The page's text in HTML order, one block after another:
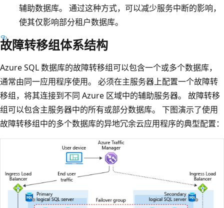
辅助数据库。 通过这种方式，可以减少服务中断的影响，
使其仅影响部分租户数据库。
故障转移组体系结构
Azure SQL 数据库的故障转移组可以包含一个或多个数据库，
通常由同一应用程序使用。 必须在主服务器上配置一个故障转
移组，将其连接到不同 Azure 区域中的辅助服务器。 故障转移
组可以包含主服务器中的所有或部分数据库。 下图演示了使用
故障转移组中的多个数据库的异地冗余云应用程序的典型配置：